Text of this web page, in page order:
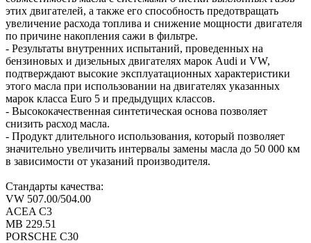
этих двигателей, а также его способность предотвращать
увеличение расхода топлива и снижение мощности двигателя
по причине накопления сажи в фильтре.
- Результаты внутренних испытаний, проведенных на
бензиновых и дизельных двигателях марок Audi и VW,
подтверждают высокие эксплуатационных характеристики
этого масла при использовании на двигателях указанных
марок класса Euro 5 и предыдущих классов.
- Высококачественная синтетическая основа позволяет
снизить расход масла.
- Продукт длительного использования, который позволяет
значительно увеличить интервалы замены масла до 50 000 км
в зависимости от указаний производителя.
Стандарты качества:
VW 507.00/504.00
ACEA C3
MB 229.51
PORSCHE C30